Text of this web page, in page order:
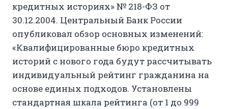
кредитных историях» № 218-ФЗ от
30.12.2004. Центральный Банк России
опубликовал обзор основных изменений:
«Квалифицированные бюро кредитных
историй с нового года будут рассчитывать
индивидуальный рейтинг гражданина на
основе единых подходов. Установлены
стандартная шкала рейтинга (от 1 до 999